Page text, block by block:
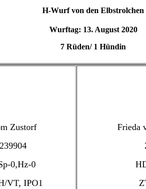
H-Wurf von den Elbstrolchen
Wurftag: 13. August 2020
7 Rüden/ 1 Hündin
Zustorf
0,Hz-0
VT, IPO1
Frieda